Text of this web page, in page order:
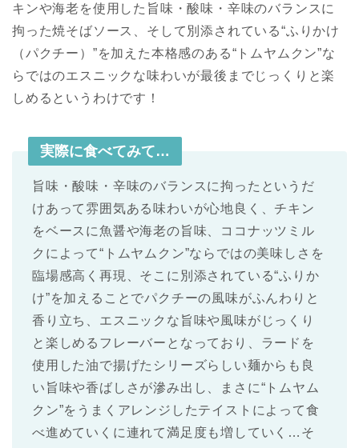
キンや海老を使用した旨味・酸味・辛味のバランスに
拘った焼そばソース、そして別添されている“ふりかけ
（パクチー）”を加えた本格感のある“トムヤムクン”な
らではのエスニックな味わいが最後までじっくりと楽
しめるというわけです！
実際に食べてみて…
旨味・酸味・辛味のバランスに拘ったというだ
けあって雰囲気ある味わいが心地良く、チキン
をベースに魚醤や海老の旨味、ココナッツミル
クによって“トムヤムクン”ならではの美味しさを
臨場感高く再現、そこに別添されている“ふりか
け”を加えることでパクチーの風味がふんわりと
香り立ち、エスニックな旨味や風味がじっくり
と楽しめるフレーバーとなっており、ラードを
使用した油で揚げたシリーズらしい麺からも良
い旨味や香ばしさが滲み出し、まさに“トムヤム
クン”をうまくアレンジしたテイストによって食
べ進めていくに連れて満足度も増していく…そ